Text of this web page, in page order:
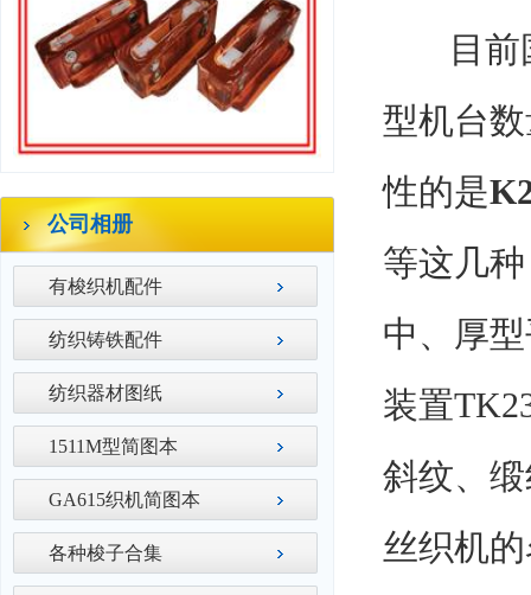
公司相册
有梭织机配件
纺织铸铁配件
纺织器材图纸
1511M型简图本
GA615织机简图本
各种梭子合集
目前国
型机台
性的是
等这几
中、厚
装置
斜纹、
丝织机